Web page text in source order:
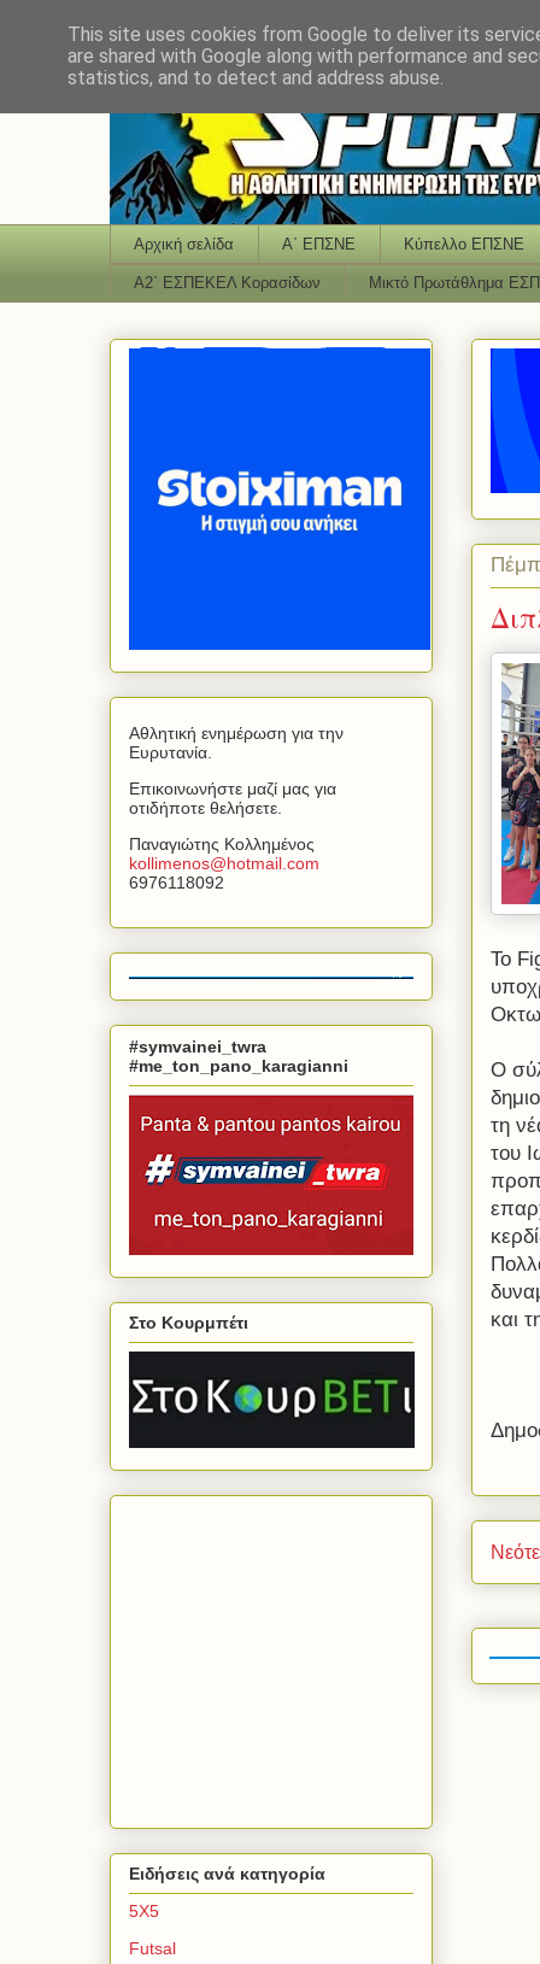
Αρχική σελίδα Α΄ ΕΠΣΝΕ Κύπελλο ΕΠΣΝΕ
Α2΄ ΕΣΠΕΚΕΛ Κορασίδων Μικτό Πρωτάθλημα
Το
Ο
τη
του
και
Αθλητική ενημέρωση για την
Ευρυτανία.
Επικοινωνήστε μαζί μας για
οτιδήποτε θελήσετε.
Παναγιώτης Κολλημένος
kollimenos@hotmail com
6976118092
#symvainei_twra
#me_ton_pano_karagianni
Στο Κουρμπέτι
Ειδήσεις ανά κατηγορία
5Χ5
Futsal
This site uses cookies from Google to deliver its
are shared with Google along with performance and
statistics, and to detect and address abuse.